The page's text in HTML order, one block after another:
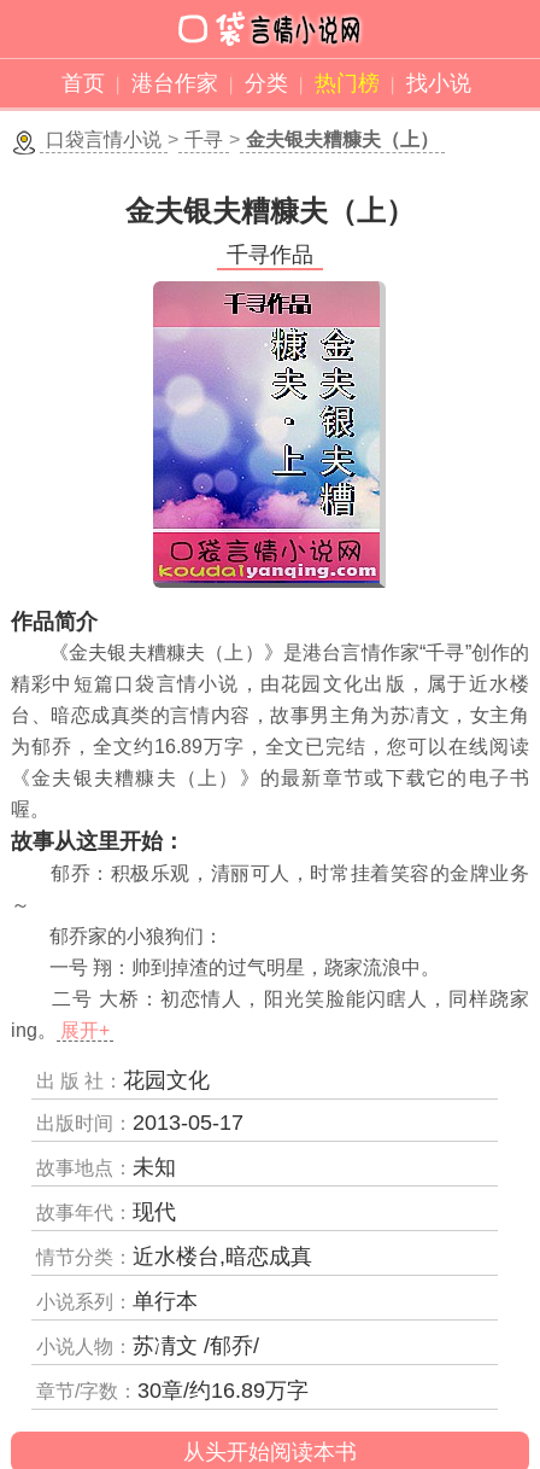
首页 港台作家 分类 热门榜 找小说
口袋言情小说 > 千寻 > 金夫银夫糟糠夫（上）
金夫银夫糟糠夫（上）
千寻作品
作品简介
《金夫银夫糟糠夫（上）》是港台言情作家“千寻”创作的
精彩中短篇口袋言情小说，由花园文化出版，属于近水楼
台、暗恋成真类的言情内容，故事男主角为苏凊文，女主角
为郁乔，全文约16.89万字，全文已完结，您可以在线阅读
《金夫银夫糟糠夫（上）》的最新章节或下载它的电子书
喔。
故事从这里开始：
郁乔：积极乐观，清丽可人，时常挂着笑容的金牌业务
～
郁乔家的小狼狗们：
一号 翔：帅到掉渣的过气明星，跷家流浪中。
二号 大桥：初恋情人，阳光笑脸能闪瞎人，同样跷家
ing。
展开+
出 版 社：花园文化
出版时间： 2013-05-17
故事地点： 未知
故事年代：现代
情节分类：近水楼台,暗恋成真
小说系列：单行本
小说人物：苏凊文 /郁乔/
章节/字数： 30章/约16.89万字
从头开始阅读本书